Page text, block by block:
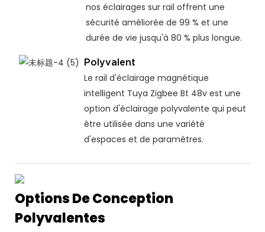
nos éclairages sur rail offrent une
sécurité améliorée de 99 % et une
durée de vie jusqu'à 80 % plus longue.
Polyvalent
Le rail d'éclairage magnétique
intelligent Tuya Zigbee Bt 48v est une
option d'éclairage polyvalente qui peut
être utilisée dans une variété
d'espaces et de paramètres.
Options De Conception
Polyvalentes